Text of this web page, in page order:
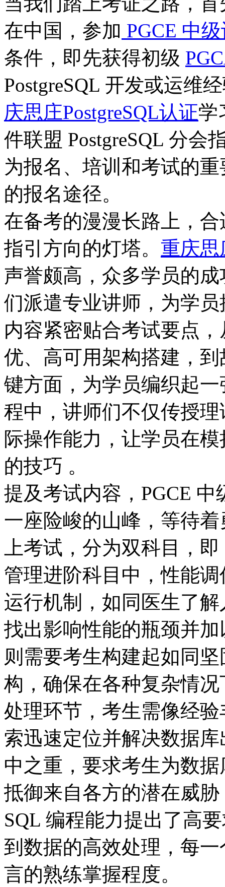
在中国，参加 PGCE 中
条件，即先获得初级
PostgreSQL 开发或运维
庆思庄PostgreSQL认证学
件联盟 PostgreSQL 分会
为报名、培训和考试的
的报名途径。​
在备考的漫漫长路上，
指引方向的灯塔。 重庆思
声誉颇高，众多学员的
们派遣专业讲师，为学
内容紧密贴合考试要点，
优、高可用架构搭建，
键方面，为学员编织起
程中，讲师们不仅传授
际操作能力，让学员在
的技巧 。​
提及考试内容，PGCE
一座险峻的山峰，等待
上考试，分为双科目，
管理进阶科目中，性能
运行机制，如同医生了
找出影响性能的瓶颈并
则需要考生构建起如同
构，确保在各种复杂情
处理环节，考生需像经
索迅速定位并解决数据
中之重，要求考生为数
抵御来自各方的潜在威
SQL 编程能力提出了高
到数据的高效处理，每
言的熟练掌握程度。​